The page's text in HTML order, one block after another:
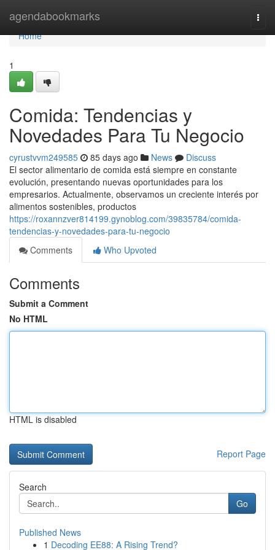
agendabookmarks
Home
Home
1
Comida: Tendencias y
Novedades Para Tu Negocio
cyrustvvm249585 85 days ago News
Discuss
El sector alimentario de comida está siempre en constante
evolución, presentando nuevas oportunidades para los
empresarios. Actualmente, observamos un creciente interés por
alimentos sostenibles, productos
https://roxannzver814199.gynoblog.com/39835784/comida-
tendencias-y-novedades-para-tu-negocio
Comments
Who Upvoted
Comments
Submit a Comment
No HTML
HTML is disabled
Report Page
Search
Go
Published News
1 Decoding EE88: A Rising Trend?